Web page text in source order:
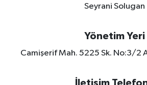
Seyrani Solugan
Yönetim Yeri
Camişerif Mah. 5225 Sk. No:3/2
İletişim